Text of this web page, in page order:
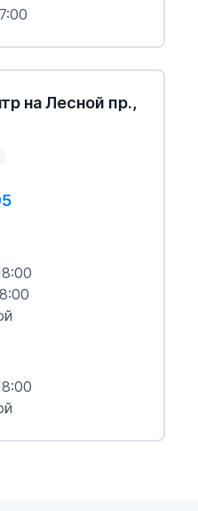
на Лесной пр.,